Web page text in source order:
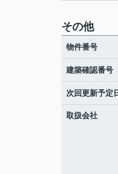
その他
物件番号
建築確認番号
次回更新予定
取扱会社